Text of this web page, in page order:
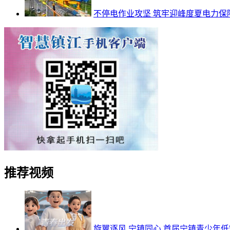
不停电作业攻坚 筑牢迎峰度夏电力保
推荐视频